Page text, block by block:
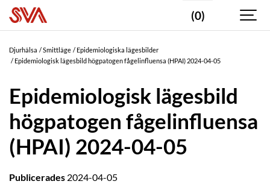
(0)
Djurhälsa Smittläge
Epidemiologiska lägesbilder
Epidemiologisk lägesbild högpatogen fågelinfluensa (HPAI) 2024-04-05
Epidemiologisk lägesbild
högpatogen fågelinfluensa
(HPAI) 2024-04-05
Publicerades 2024-04-05